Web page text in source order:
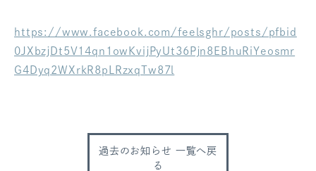
お気に入り
ログアウト
https://www.facebook.com/feelsghr/posts/pfbid
0JXbzjDt5V14qn1owKvijPyUt36Pjn8EBhuRiYeosmr
G4Dyq2WXrkR8pLRzxqTw87l
過去のお知らせ 一覧へ戻
る